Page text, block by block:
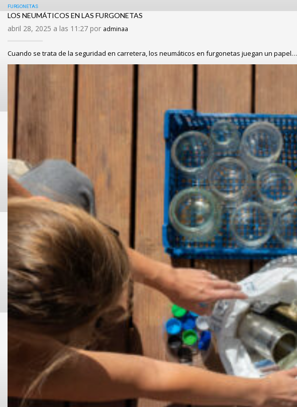
FURGONETAS
LOS NEUMÁTICOS EN LAS FURGONETAS
abril 28, 2025 a las 11:27 por adminaa
Cuando se trata de la seguridad en carretera, los neumáticos en furgonetas juegan un papel…